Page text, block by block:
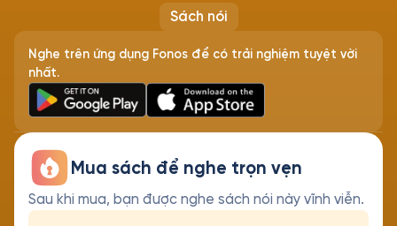
Sách nói
Nghe trên ứng dụng Fonos để có trải nghiệm tuyệt vời
nhất.
Mua sách để nghe trọn vẹn
Sau khi mua, bạn được nghe sách nói này vĩnh viễn.